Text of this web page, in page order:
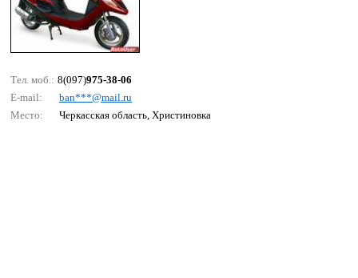
Тел. моб.: 8(097)975-38-06
E-mail:
bаn***@mаil.ru
Место:
Черкасская область, Христиновка